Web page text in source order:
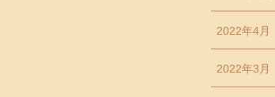
2022年4月
2022年3月